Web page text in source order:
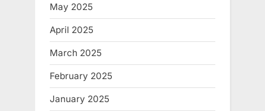
May 2025
April 2025
March 2025
February 2025
January 2025